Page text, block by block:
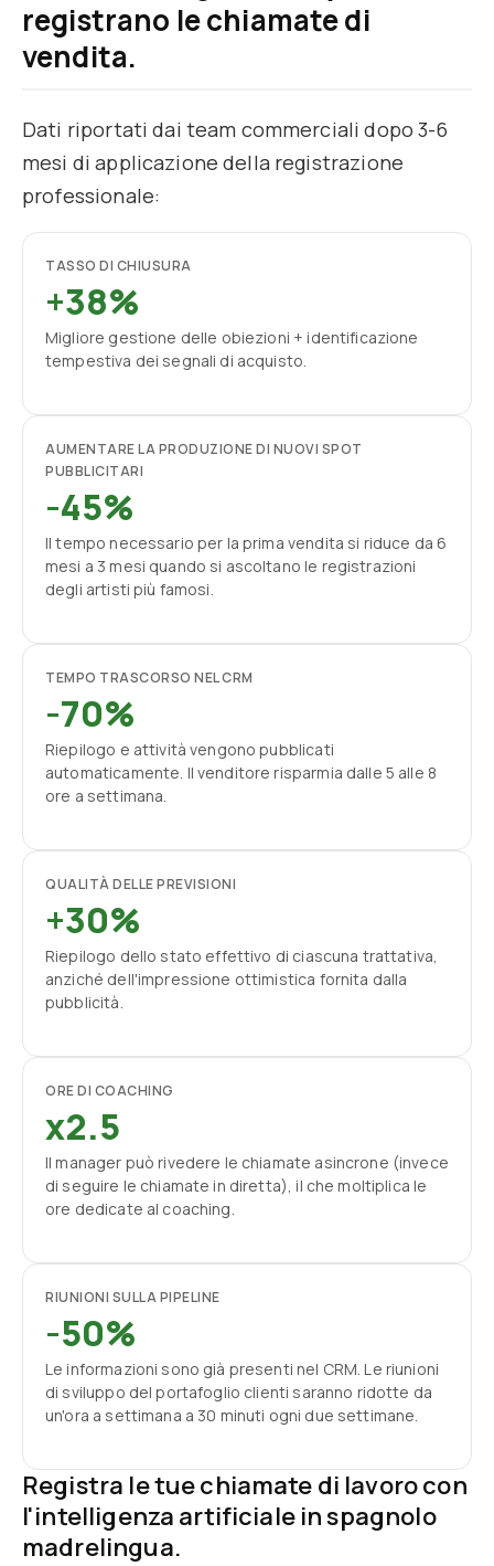
registrano le chiamate di
vendita.
Dati riportati dai team commerciali dopo 3-6
mesi di applicazione della registrazione
professionale:
TASSO DI CHIUSURA
+38%
Migliore gestione delle obiezioni + identificazione
tempestiva dei segnali di acquisto.
AUMENTARE LA PRODUZIONE DI NUOVI SPOT
PUBBLICITARI
-45%
Il tempo necessario per la prima vendita si riduce da 6
mesi a 3 mesi quando si ascoltano le registrazioni
degli artisti più famosi.
TEMPO TRASCORSO NEL CRM
-70%
Riepilogo e attività vengono pubblicati
automaticamente. Il venditore risparmia dalle 5 alle 8
ore a settimana.
QUALITÀ DELLE PREVISIONI
+30%
Riepilogo dello stato effettivo di ciascuna trattativa,
anziché dell'impressione ottimistica fornita dalla
pubblicità.
ORE DI COACHING
x2.5
Il manager può rivedere le chiamate asincrone (invece
di seguire le chiamate in diretta), il che moltiplica le
ore dedicate al coaching.
RIUNIONI SULLA PIPELINE
-50%
Le informazioni sono già presenti nel CRM. Le riunioni
di sviluppo del portafoglio clienti saranno ridotte da
un'ora a settimana a 30 minuti ogni due settimane.
Registra le tue chiamate di lavoro con
l'intelligenza artificiale in spagnolo
madrelingua.